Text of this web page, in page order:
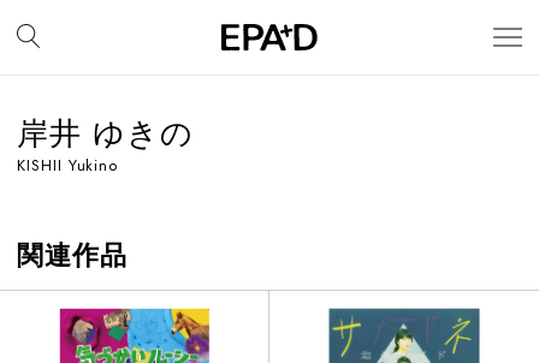
岸井 ゆきの
KISHII Yukino
関連作品